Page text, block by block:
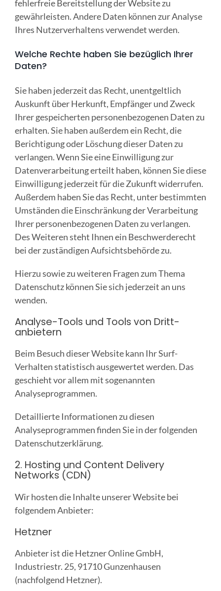
fehlerfreie Bereitstellung der Website zu
gewährleisten. Andere Daten können zur Analyse
Ihres Nutzerverhaltens verwendet werden.
Welche Rechte haben Sie bezüglich Ihrer
Daten?
Sie haben jederzeit das Recht, unentgeltlich
Auskunft über Herkunft, Empfänger und Zweck
Ihrer gespeicherten personenbezogenen Daten zu
erhalten. Sie haben außerdem ein Recht, die
Berichtigung oder Löschung dieser Daten zu
verlangen. Wenn Sie eine Einwilligung zur
Datenverarbeitung erteilt haben, können Sie diese
Einwilligung jederzeit für die Zukunft widerrufen.
Außerdem haben Sie das Recht, unter bestimmten
Umständen die Einschränkung der Verarbeitung
Ihrer personenbezogenen Daten zu verlangen.
Des Weiteren steht Ihnen ein Beschwerderecht
bei der zuständigen Aufsichtsbehörde zu.
Hierzu sowie zu weiteren Fragen zum Thema
Datenschutz können Sie sich jederzeit an uns
wenden.
Analyse-Tools und Tools von Dritt­
anbietern
Beim Besuch dieser Website kann Ihr Surf-
Verhalten statistisch ausgewertet werden. Das
geschieht vor allem mit sogenannten
Analyseprogrammen.
Detaillierte Informationen zu diesen
Analyseprogrammen finden Sie in der folgenden
Datenschutzerklärung.
2. Hosting und Content Delivery
Networks (CDN)
Wir hosten die Inhalte unserer Website bei
folgendem Anbieter:
Hetzner
Anbieter ist die Hetzner Online GmbH,
Industriestr. 25, 91710 Gunzenhausen
(nachfolgend Hetzner).